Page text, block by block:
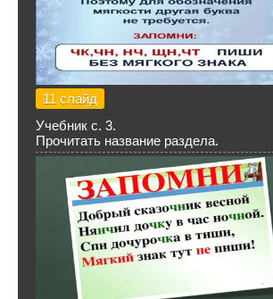
11 слайд
Учебник с. 3.
Прочитать название раздела.